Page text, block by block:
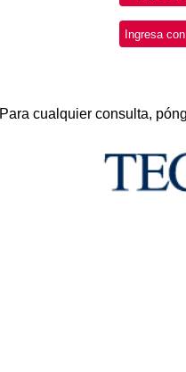
Para cualquier consulta,